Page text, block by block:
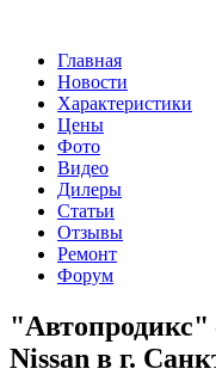
Главная
Новости
Характеристики
Цены
Фото
Видео
Дилеры
Статьи
Отзывы
Ремонт
Форум
Nissan в г.